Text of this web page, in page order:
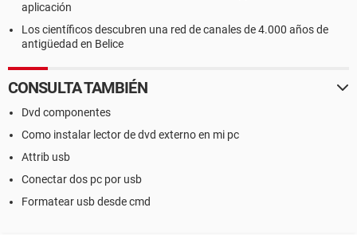
aplicación
Los científicos descubren una red de canales de 4.000 años de
antigüedad en Belice
CONSULTA TAMBIÉN
Dvd componentes
Como instalar lector de dvd externo en mi pc
Attrib usb
Conectar dos pc por usb
Formatear usb desde cmd